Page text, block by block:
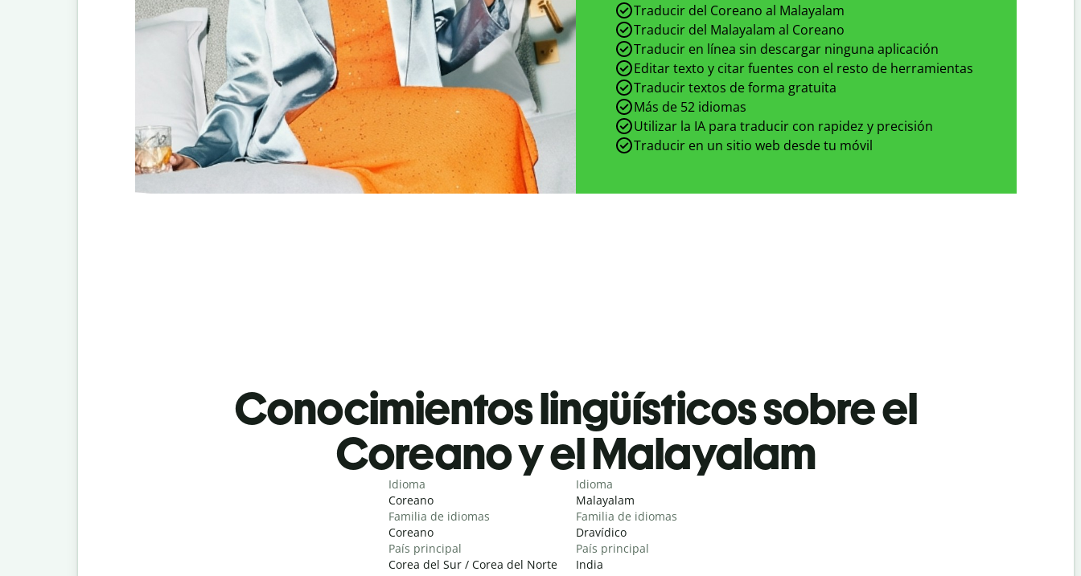
Traducir del Coreano al Malayalam
Traducir del Malayalam al Coreano
Traducir en línea sin descargar ninguna aplicación
Editar texto y citar fuentes con el resto de herramientas
Traducir textos de forma gratuita
Más de 52 idiomas
Utilizar la IA para traducir con rapidez y precisión
Traducir en un sitio web desde tu móvil
Conocimientos lingüísticos sobre el
Coreano y el Malayalam
Idioma
Coreano
Familia de idiomas
Coreano
País principal
Corea del Sur / Corea del Norte
Idioma
Malayalam
Familia de idiomas
Dravídico
País principal
India